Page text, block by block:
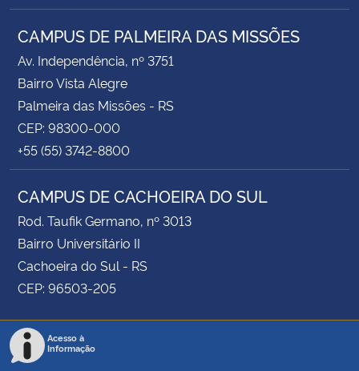
CAMPUS DE PALMEIRA DAS MISSÕES
Av. Independência, nº 3751
Bairro Vista Alegre
Palmeira das Missões - RS
CEP: 98300-000
+55 (55) 3742-8800
CAMPUS DE CACHOEIRA DO SUL
Rod. Taufik Germano, nº 3013
Bairro Universitário II
Cachoeira do Sul - RS
CEP: 96503-205
Acesso à
Informação